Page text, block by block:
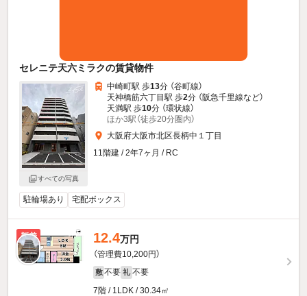
セレニテ天六ミラクの賃貸物件
すべての写真
中崎町駅 歩13分 （谷町線）
天神橋筋六丁目駅 歩2分 （阪急千里線など）
天満駅 歩10分 （環状線）
ほか3駅（徒歩20分圏内）
大阪府大阪市北区長柄中１丁目
11階建 / 2年7ヶ月 / RC
駐輪場あり 宅配ボックス
新着 12.4万円
（管理費10,200円）
敷 不要 礼 不要
7階 / 1LDK / 30.34㎡